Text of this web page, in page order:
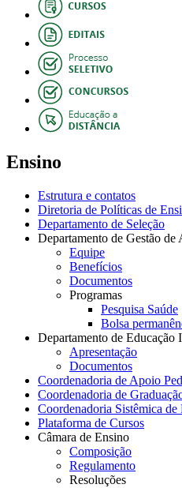
Ensino
Estrutura e contatos
Diretoria de Políticas de
Departamento de Seleção
Departamento de Gestão de
Equipe
Benefícios
Documentos
Programas
Pesquisa Saúde
Bolsa
Departamento de Educação
Apresentação
Documentos
Coordenadoria de Apoio
Coordenadoria de
Coordenadoria Sistêmica
Plataforma de Cursos
Câmara de Ensino
Composição
Regulamento
Resoluções